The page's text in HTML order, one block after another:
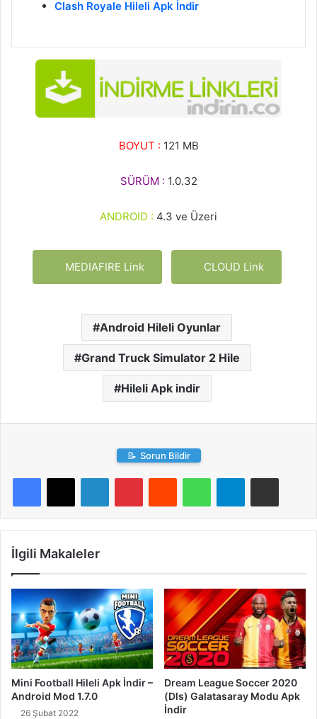
Clash Royale Hileli Apk İndir
BOYUT : 121 MB
SÜRÜM : 1.0.32
ANDROID : 4.3 ve Üzeri
MEDIAFIRE Link CLOUD Link
Android Hileli Oyunlar
Grand Truck Simulator 2 Hile
Hileli Apk indir
📝 Sorun Bildir
LinkedInPinterestReddit WhatsAppTelegramE-Posta ile paylaş
İlgili Makaleler
Mini Football Hileli Apk İndir –
Android Mod 1.7.0
26 Şubat 2022
Dream League Soccer 2020
(Dls) Galatasaray Modu Apk
İndir